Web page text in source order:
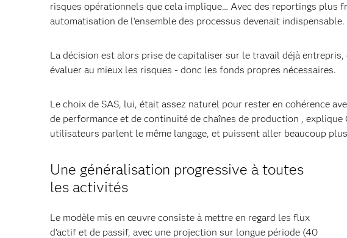
risques opérationnels que cela implique… Avec des reportings plus
automatisation de l’ensemble des processus devenait indispensable.
La décision est alors prise de capitaliser sur le travail déjà
évaluer au mieux les risques - donc les fonds propres nécessaires.
Le choix de SAS, lui, était assez naturel pour rester en cohérence
de performance et de continuité de chaînes de production ,
utilisateurs parlent le même langage, et puissent aller beaucoup
Une généralisation progressive à toutes
les activités
Le modèle mis en œuvre consiste à mettre en regard les flux
d’actif et de passif, avec une projection sur longue période (40